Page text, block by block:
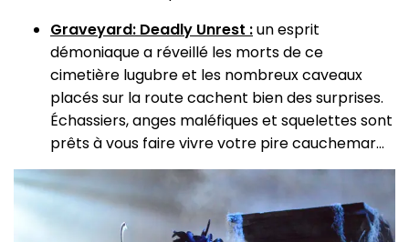
Graveyard: Deadly Unrest :un esprit
démoniaque a réveillé les morts de ce
cimetière lugubre et les nombreux caveaux
placés sur la route cachent bien des surprises.
Échassiers, anges maléfiques et squelettes sont
prêts à vous faire vivre votre pire cauchemar…